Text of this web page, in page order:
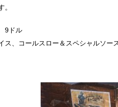
。
9ドル
ス、コールスロー＆スペシャルソー